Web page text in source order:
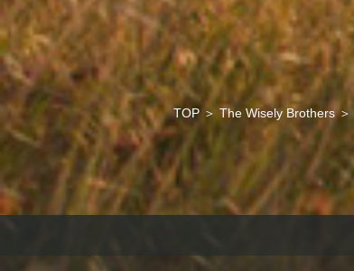
TOP ＞ The Wisely Brothers ＞